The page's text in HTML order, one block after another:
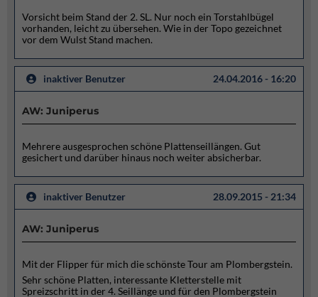
Vorsicht beim Stand der 2. SL. Nur noch ein Torstahlbügel
vorhanden, leicht zu übersehen. Wie in der Topo gezeichnet
vor dem Wulst Stand machen.
inaktiver Benutzer 24.04.2016 - 16:20
AW: Juniperus
Mehrere ausgesprochen schöne Plattenseillängen. Gut
gesichert und darüber hinaus noch weiter absicherbar.
inaktiver Benutzer 28.09.2015 - 21:34
AW: Juniperus
Mit der Flipper für mich die schönste Tour am Plombergstein.
Sehr schöne Platten, interessante Kletterstelle mit
Spreizschritt in der 4. Seillänge und für den Plombergstein